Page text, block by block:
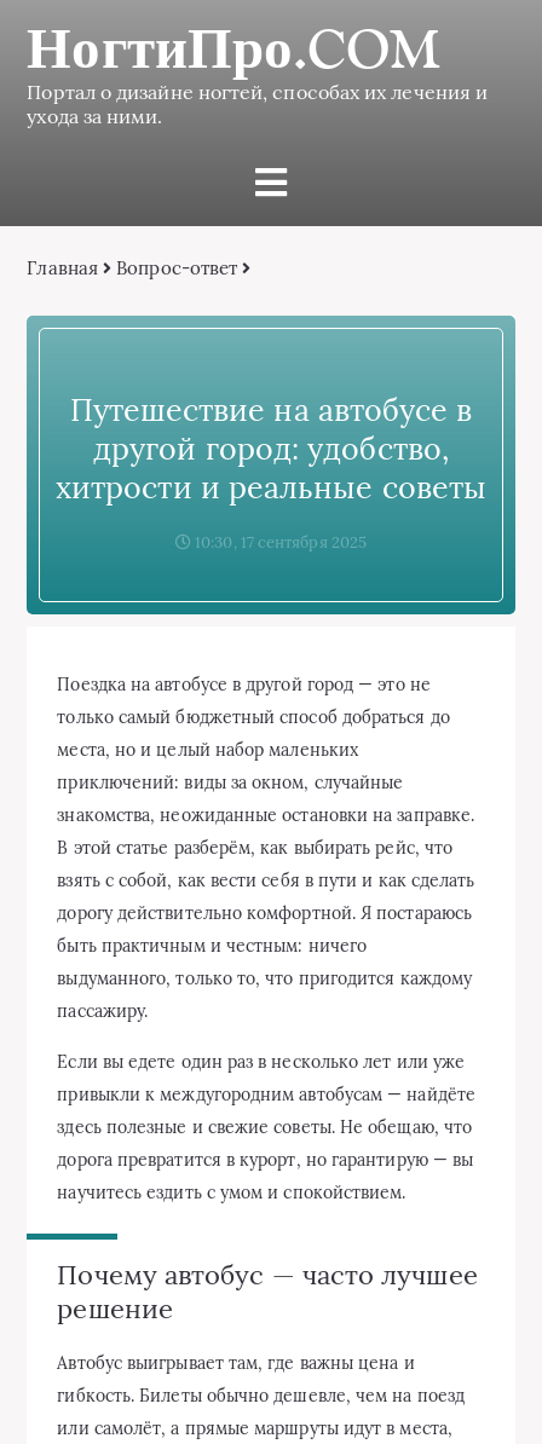
НогтиПро.COM
Портал о дизайне ногтей, способах их лечения и
ухода за ними.
Главная Вопрос-ответ
Путешествие на автобусе в
другой город: удобство,
хитрости и реальные советы
10:30, 17 сентября 2025
Поездка на автобусе в другой город — это не
только самый бюджетный способ добраться до
места, но и целый набор маленьких
приключений: виды за окном, случайные
знакомства, неожиданные остановки на заправке.
В этой статье разберём, как выбирать рейс, что
взять с собой, как вести себя в пути и как сделать
дорогу действительно комфортной. Я постараюсь
быть практичным и честным: ничего
выдуманного, только то, что пригодится каждому
пассажиру.
Если вы едете один раз в несколько лет или уже
привыкли к междугородним автобусам — найдёте
здесь полезные и свежие советы. Не обещаю, что
дорога превратится в курорт, но гарантирую — вы
научитесь ездить с умом и спокойствием.
Почему автобус — часто лучшее
решение
Автобус выигрывает там, где важны цена и
гибкость. Билеты обычно дешевле, чем на поезд
или самолёт, а прямые маршруты идут в места,